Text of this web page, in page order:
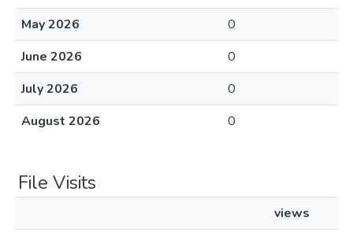
May 2026
0
June 2026
0
July 2026
0
August 2026
0
File Visits
views